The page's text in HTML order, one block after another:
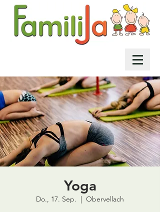
Yoga
Do., 17. Sep.
  |
Obervellach